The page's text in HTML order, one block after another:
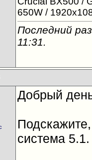
650W /
Последний
11:31.
Добрый
система 5.1.